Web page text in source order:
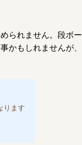
られません。段ボ
かもしれませんが
ります